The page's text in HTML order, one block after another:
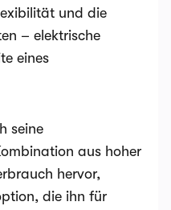
und die
– elektrische
eines
seine
aus hoher
hervor,
die ihn für